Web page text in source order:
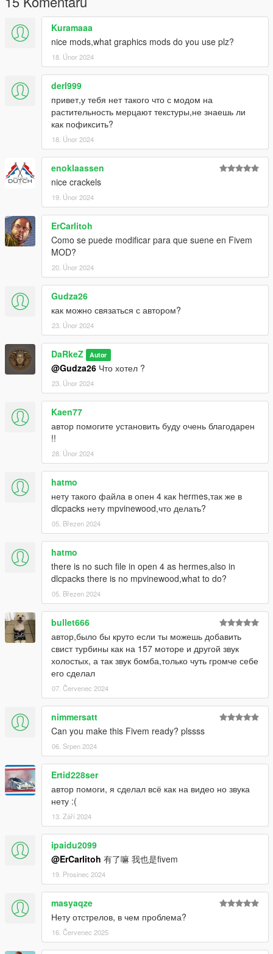
Kuramaaa
nice mods,what graphics mods do you use plz?
18. Únor 2024
derl999
привет,у тебя нет такого что с модом на
растительность мерцают текстуры,не знаешь ли
как пофиксить?
18. Únor 2024
enoklaassen
nice crackels
19. Únor 2024
ErCarlitoh
Como se puede modificar para que suene en Fivem
MOD?
20. Únor 2024
Gudza26
как можно связаться с автором?
23. Únor 2024
DaRkeZ Autor
@Gudza26 Что хотел ?
23. Únor 2024
Kaen77
автор помогите установить буду очень благодарен
!!
28. Únor 2024
hatmo
нету такого файла в опен 4 как hermes,так же в
dlcpacks нету mpvinewood,что делать?
05. Březen 2024
hatmo
there is no such file in open 4 as hermes,also in
dlcpacks there is no mpvinewood,what to do?
05. Březen 2024
bullet666
автор,было бы круто если ты можешь добавить
свист турбины как на 157 моторе и другой звук
холостых, а так звук бомба,только чуть громче себе
его сделал
07. Červenec 2024
nimmersatt
Can you make this Fivem ready? plssss
06. Srpen 2024
Ertid228ser
автор помоги, я сделал всё как на видео но звука
нету :(
13. Září 2024
ipaidu2099
@ErCarlitoh 有了嘛 我也是fivem
19. Prosinec 2024
masyaqze
Нету отстрелов, в чем проблема?
16. Červenec 2025